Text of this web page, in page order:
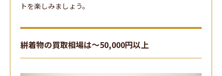
トを楽しみましょう。
絣着物の買取相場は～50,000円以上